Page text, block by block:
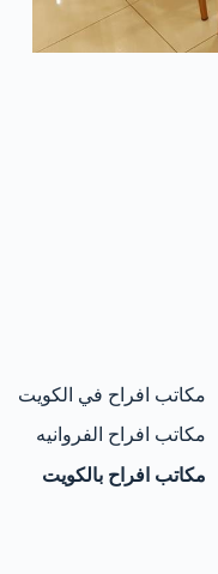
مكاتب افراح في الكويت
مكاتب افراح الفروانيه
مكاتب افراح بالكويت